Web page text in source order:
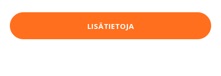
LISÄTIETOJA